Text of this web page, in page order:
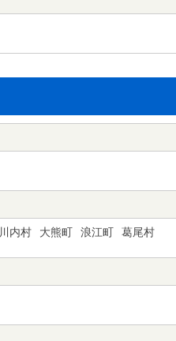
川内村 大熊町 浪江町 葛尾村